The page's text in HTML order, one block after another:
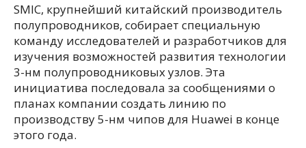
SMIC, крупнейший китайский производитель
полупроводников, собирает специальную
команду исследователей и разработчиков для
изучения возможностей развития технологии
3-нм полупроводниковых узлов. Эта
инициатива последовала за сообщениями о
планах компании создать линию по
производству 5-нм чипов для Huawei в конце
этого года.